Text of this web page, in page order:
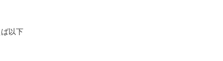
以下